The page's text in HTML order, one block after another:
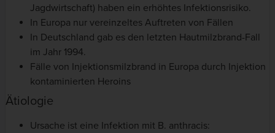
Jagdwirtschaft) haben ein erhöhtes Infektionsrisiko.
In Europa nur vereinzeltes Auftreten von Fällen
In Deutschland gab es den letzten Hautmilzbrand-Fall
im Jahr 1994.
Fälle von Injektionsmilzbrand in Europa durch Injektion
kontaminierten Heroins
Ätiologie
Ursache ist eine Infektion mit B. anthracis: